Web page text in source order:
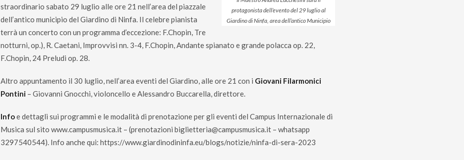
protagonista dell’evento del 29 luglio al
Giardino di Ninfa, area dell’antico Municipio
straordinario sabato 29 luglio alle ore 21 nell’area del piazzale
dell’antico municipio del Giardino di Ninfa. Il celebre pianista
terrà un concerto con un programma d’eccezione: F.Chopin, Tre
notturni, op.), R. Caetani, Improvvisi nn. 3-4, F.Chopin, Andante spianato e grande polacca op. 22,
F.Chopin, 24 Preludi op. 28.
Altro appuntamento il 30 luglio, nell’area eventi del Giardino, alle ore 21 con i Giovani Filarmonici
Pontini – Giovanni Gnocchi, violoncello e Alessandro Buccarella, direttore.
Infoe dettagli sui programmi e le modalità di prenotazione per gli eventi del Campus Internazionale di
Musica sul sitowww.campusmusica.it – (prenotazionibiglietteria@campusmusica.it – whatsapp
3297540544). Info anche qui:https://www.giardinodininfa.eu/blogs/notizie/ninfa-di-sera-2023